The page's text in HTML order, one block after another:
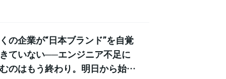
の企業が“日本ブランド”を自覚
ていない──エンジニア不足に
のはもう終わり。明日から始め